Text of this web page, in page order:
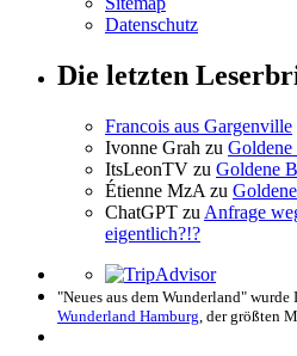
Datenschutz
Die letzten
Francois aus Gargenville
Ivonne Grah zu Goldene
ItsLeonTV zu Goldene
Étienne MzA zu
ChatGPT zu Anfrage
eigentlich?!?
"Neues aus dem Wunderland"
Wunderland Hamburg , der größten